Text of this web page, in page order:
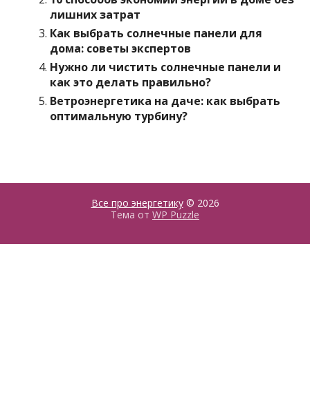
лишних затрат
Как выбрать солнечные панели для
дома: советы экспертов
Нужно ли чистить солнечные панели и
как это делать правильно?
Ветроэнергетика на даче: как выбрать
оптимальную турбину?
Все про энергетику© 2026
Тема от WP Puzzle